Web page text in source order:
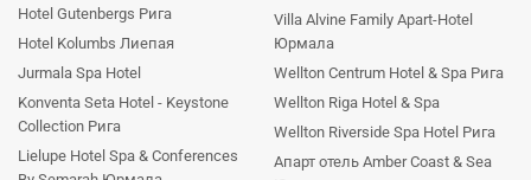
Hotel Gutenbergs Рига
Hotel Kolumbs Лиепая
Jurmala Spa Hotel
Konventa Seta Hotel - Keystone
Collection Рига
Lielupe Hotel Spa & Conferences
Villa Alvine Family Apart-Hotel
Юрмала
Wellton Centrum Hotel & Spa Рига
Wellton Riga Hotel & Spa
Wellton Riverside Spa Hotel Рига
Апарт отель Amber Coast & Sea